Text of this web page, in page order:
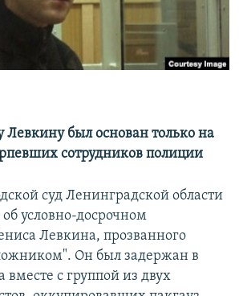
РС
Левкину был основан только на
сотрудников полиции
суд Ленинградской области
условно-досрочном
Левкина, прозванного
Он был задержан в
вместе с группой из двух